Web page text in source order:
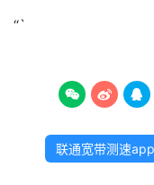
“`
  
联通宽带测速